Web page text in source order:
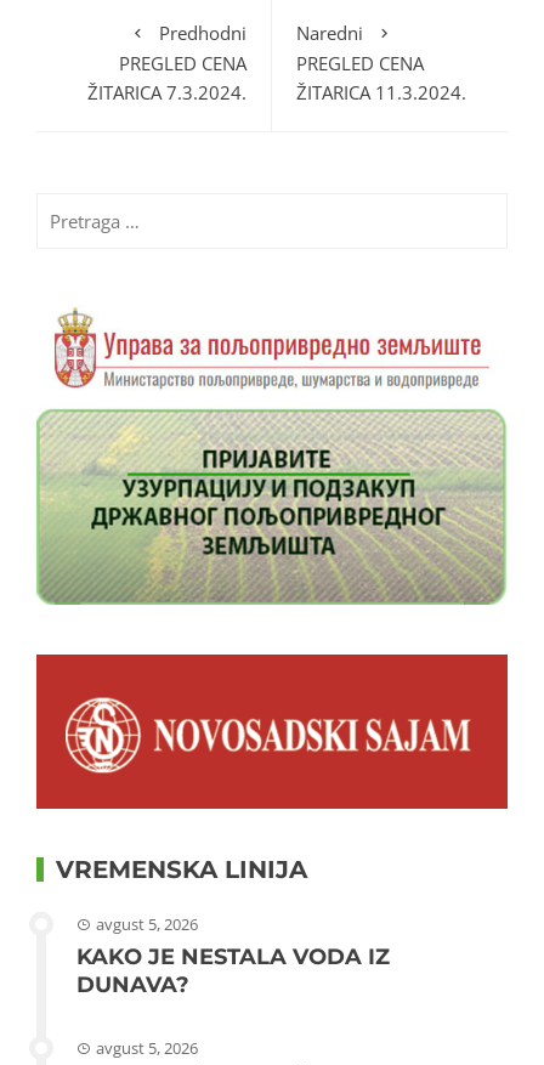
Predhodni
PREGLED CENA
ŽITARICA 7.3.2024.
Naredni
PREGLED CENA
ŽITARICA 11.3.2024.
za:
VREMENSKA LINIJA
avgust 5, 2026
KAKO JE NESTALA VODA IZ
DUNAVA?
avgust 5, 2026